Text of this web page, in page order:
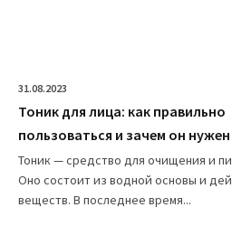
31.08.2023
Тоник для лица: как правильно
пользоваться и зачем он нужен
Тоник — средство для очищения и
Оно состоит из водной основы и
веществ. В последнее время...